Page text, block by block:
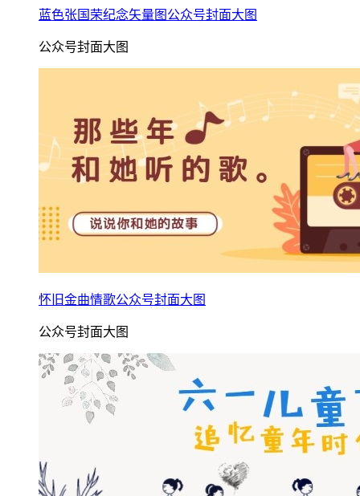
蓝色张国荣纪念矢量图公众号封面大图
公众号封面大图
怀旧金曲情歌公众号封面大图
公众号封面大图